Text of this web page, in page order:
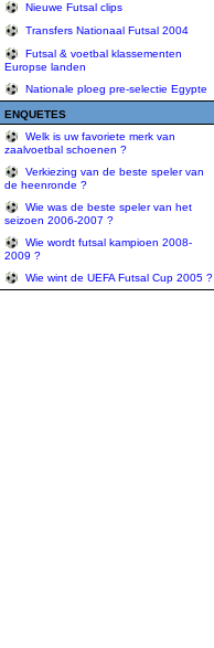
Nieuwe Futsal clips
Transfers Nationaal Futsal 2004
Futsal & voetbal klassementen
Europse landen
Nationale ploeg pre-selectie Egypte
ENQUETES
Welk is uw favoriete merk van
zaalvoetbal schoenen ?
Verkiezing van de beste speler van
de heenronde ?
Wie was de beste speler van het
seizoen 2006-2007 ?
Wie wordt futsal kampioen 2008-
2009 ?
Wie wint de UEFA Futsal Cup 2005 ?